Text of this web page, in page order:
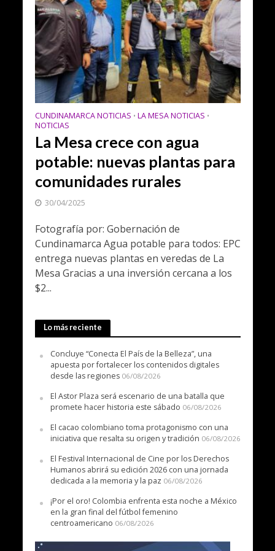
CUNDINAMARCA NOTICIAS • LA MESA NOTICIAS •
NOTICIAS
La Mesa crece con agua
potable: nuevas plantas para
comunidades rurales
30/04/2025
Fotografía por: Gobernación de
Cundinamarca Agua potable para todos: EPC
entrega nuevas plantas en veredas de La
Mesa Gracias a una inversión cercana a los
$2...
Lo más reciente
Concluye “Conecta El País de la Belleza”, una
apuesta por fortalecer los contenidos digitales
desde las regiones 06/08/2026
El Astor Plaza será escenario de una batalla que
promete hacer historia este sábado 06/08/2026
El cacao colombiano toma protagonismo con una
iniciativa que resalta su origen y tradición 06/08/2026
El Festival Internacional de Cine por los Derechos
Humanos abrirá su edición 2026 con una jornada
dedicada a la memoria y la paz 06/08/2026
¡Por el oro! Colombia enfrenta esta noche a México
en la gran final del fútbol femenino
centroamericano 06/08/2026